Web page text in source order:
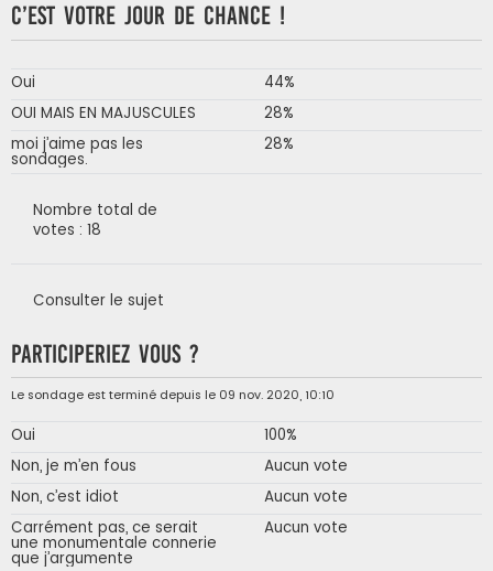
C’est votre jour de chance !
Oui
44%
OUI MAIS EN MAJUSCULES
28%
moi j’aime pas les
sondages.
28%
Nombre total de
votes : 18
Consulter le sujet
Participeriez vous ?
Le sondage est terminé depuis le 09 nov. 2020, 10:10
Oui
100%
Non, je m’en fous
Aucun vote
Non, c’est idiot
Aucun vote
Carrément pas, ce serait
une monumentale connerie
que j’argumente
Aucun vote